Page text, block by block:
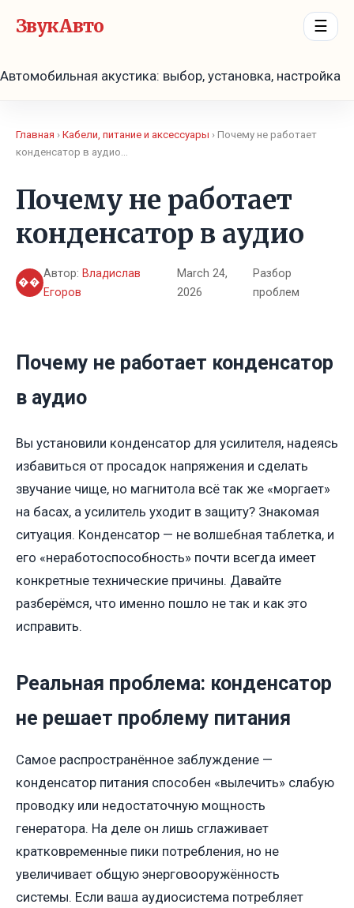
ЗвукАвто ☰
Автомобильная акустика: выбор, установка, настройка
Главная › Кабели, питание и аксессуары › Почему не работает
конденсатор в аудио…
Почему не работает
конденсатор в аудио
��
Автор: Владислав
Егоров
March 24,
2026
Разбор
проблем
Почему не работает конденсатор
в аудио
Вы установили конденсатор для усилителя, надеясь
избавиться от просадок напряжения и сделать
звучание чище, но магнитола всё так же «моргает»
на басах, а усилитель уходит в защиту? Знакомая
ситуация. Конденсатор — не волшебная таблетка, и
его «неработоспособность» почти всегда имеет
конкретные технические причины. Давайте
разберёмся, что именно пошло не так и как это
исправить.
Реальная проблема: конденсатор
не решает проблему питания
Самое распространённое заблуждение —
конденсатор питания способен «вылечить» слабую
проводку или недостаточную мощность
генератора. На деле он лишь сглаживает
кратковременные пики потребления, но не
увеличивает общую энерговооружённость
системы. Если ваша аудиосистема потребляет